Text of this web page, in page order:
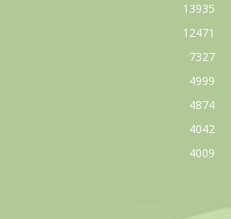
13935
12471
7327
4999
4874
4042
4009